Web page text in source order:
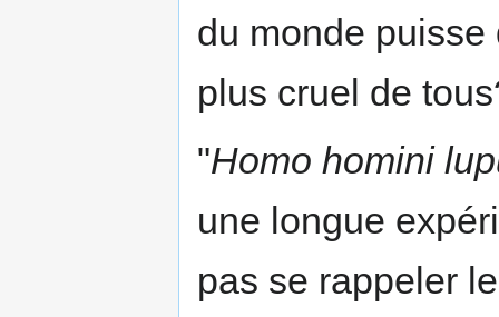
du monde
plus cruel de
"Homo homini
une longue
pas se rappeler